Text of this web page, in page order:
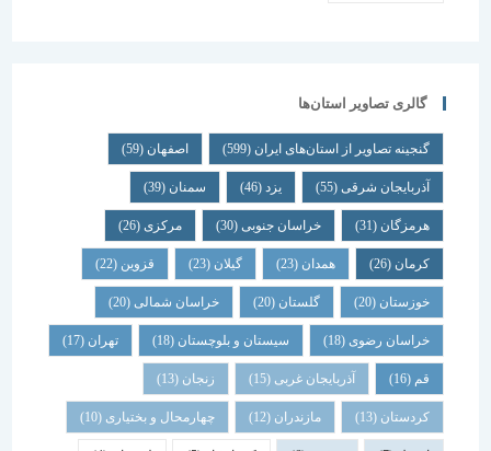
گالری تصاویر استان‌ها
گنجینه تصاویر از استان‌های ایران(599) اصفهان (59)
آذربایجان شرقی(55) یزد سمنان (39)
هرمزگان(31) خراسان جنوبی(30) مرکزی (26)
همدان گیلان قزوین
خوزستان(20) گلستان (20) خراسان شمالی(20)
خراسان رضوی(18) سیستان و بلوچستان(18) تهران
آذربایجان غربی(15) زنجان
کردستان(13) مازندران(12) چهارمحال و بختیاری (10)